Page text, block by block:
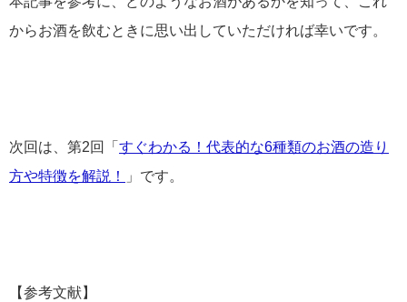
からお酒を飲むときに思い出していただければ幸いです。
次回は、第2回「 すぐわかる！代表的な6種類のお酒の造り
方や特徴を解説！
」です。
【参考文献】